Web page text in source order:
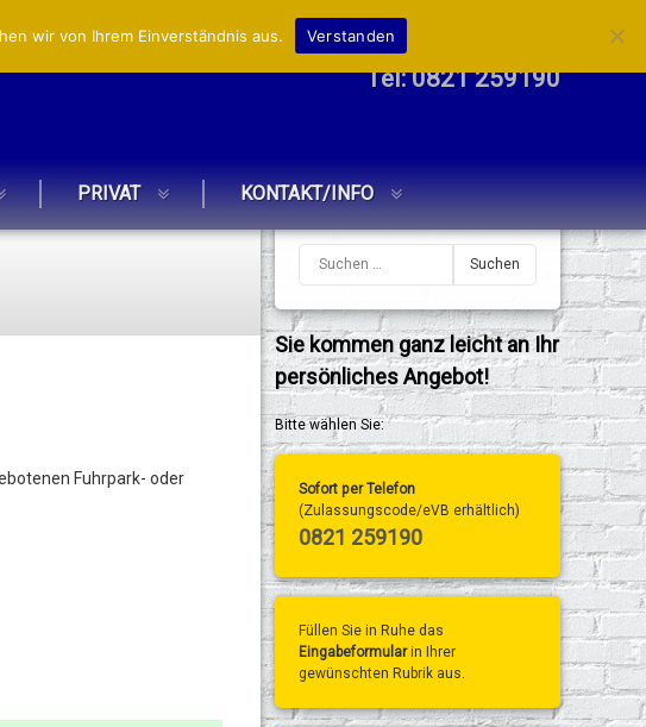
Tel:0821 259190
PRIVAT KONTAKT/INFO
Fuhrpark- oder
Sie kommen ganz leicht an Ihr
persönliches Angebot!
Bitte wählen Sie:
Sofort per Telefon
(Zulassungscode/eVB erhältlich)
0821 259190
Füllen Sie in Ruhe das
Eingabeformularin Ihrer
gewünschten Rubrik aus.
wir von Ihrem Einverständnis aus. Verstanden